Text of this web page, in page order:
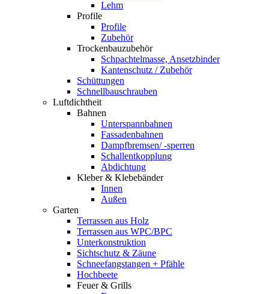
Lehm
Profile
Profile
Zubehör
Trockenbauzubehör
Schpachtelmasse, Ansetzbinder
Kantenschutz / Zubehör
Schüttungen
Schnellbauschrauben
Luftdichtheit
Bahnen
Unterspannbahnen
Fassadenbahnen
Dampfbremsen/ -sperren
Schallentkopplung
Abdichtung
Kleber & Klebebänder
Innen
Außen
Garten
Terrassen aus Holz
Terrassen aus WPC/BPC
Unterkonstruktion
Sichtschutz & Zäune
Schneefangstangen + Pfähle
Hochbeete
Feuer & Grills